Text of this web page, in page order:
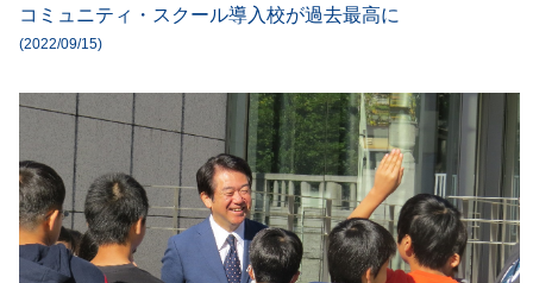
コミュニティ・スクール導入校が過去最高に
(2022/09/15)